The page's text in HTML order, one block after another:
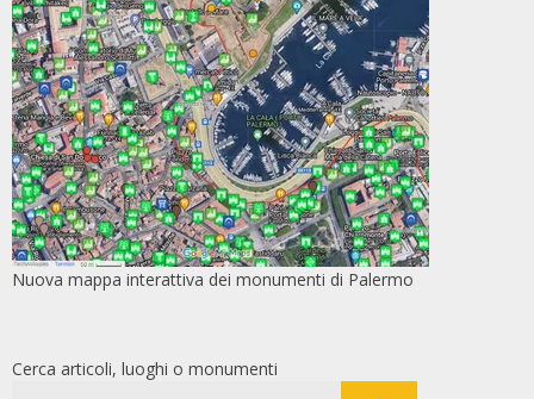
Nuova mappa interattiva dei monumenti di Palermo
Cerca articoli, luoghi o monumenti